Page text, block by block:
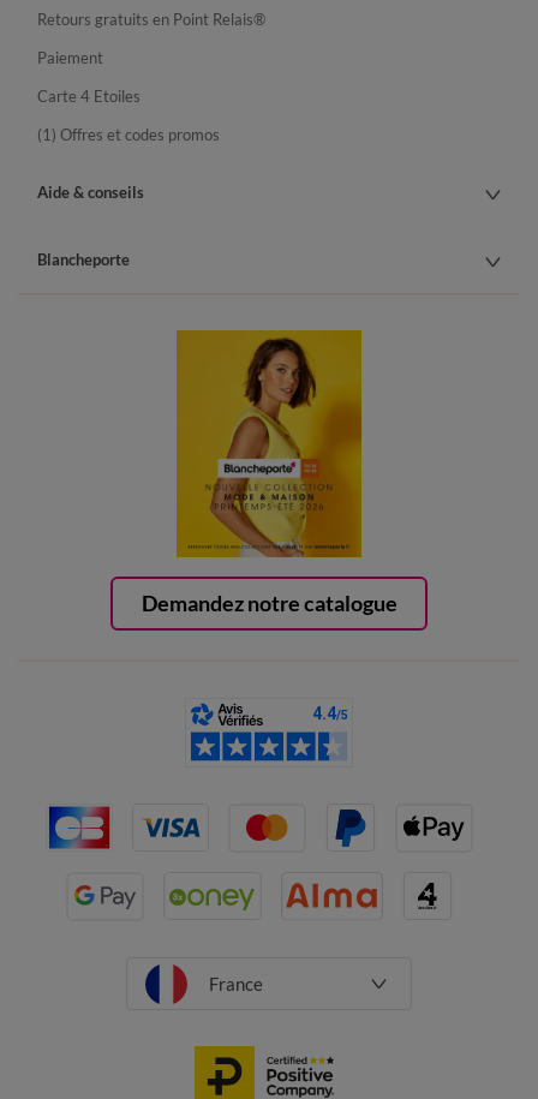
Demandez notre catalogue
Retours gratuits en Point Relais®
Paiement
Carte 4 Etoiles
(1) Offres et codes promos
Aide & conseils
Blancheporte
France